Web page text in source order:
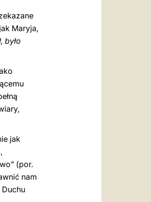
Maryja,
było
jak
(por.
nam